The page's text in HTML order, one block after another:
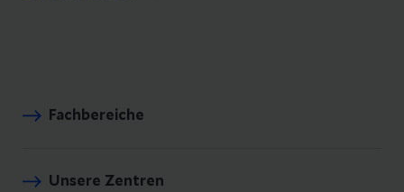
Fachbereiche
Unsere Zentren